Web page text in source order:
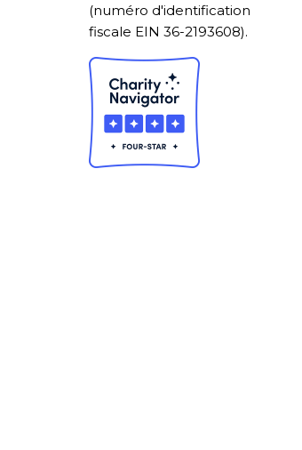
(numéro d'identification
fiscale EIN 36-2193608).